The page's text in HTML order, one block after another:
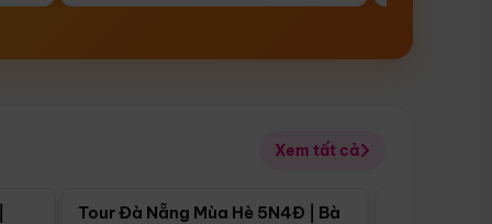
Xem tất cả
Điểm nổi bật
Tour Đà Nẵng Mùa Hè 5N4Đ | Bà